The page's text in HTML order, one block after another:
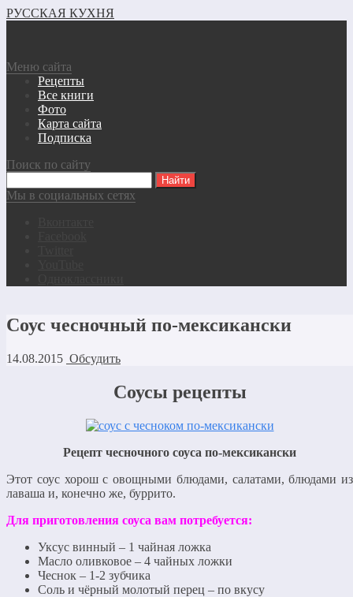
РУССКАЯ КУХНЯ
Меню сайта
Рецепты
Все книги
Фото
Карта сайта
Подписка
Поиск по сайту
Мы в социальных сетях
Соус чесночный по-мексикански
14.08.2015 Обсудить
Соусы рецепты
Рецепт чесночного соуса по-мексикански
Этот соус хорош с овощными блюдами, салатами, блюдами из
лаваша и, конечно же, буррито.
Для приготовления соуса вам потребуется:
Уксус винный – 1 чайная ложка
Масло оливковое – 4 чайных ложки
Чеснок – 1-2 зубчика
Соль и чёрный молотый перец – по вкусу